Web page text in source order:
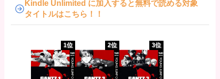
Kindle Unlimited に加入すると無料で読める対象
タイトルはこちら！！
1位 2位 3位